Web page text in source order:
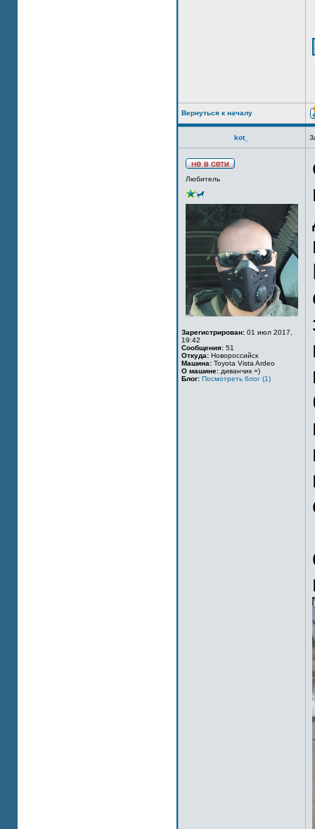
Вернуться к началу
kot_
Любитель
Зарегистрирован: 01 июл 2017,
19:42
Сообщения: 51
Откуда: Новороссийск
Машина: Toyota Vista Ardeo
О машине: диванчик =)
Блог: Посмотреть блог (1)